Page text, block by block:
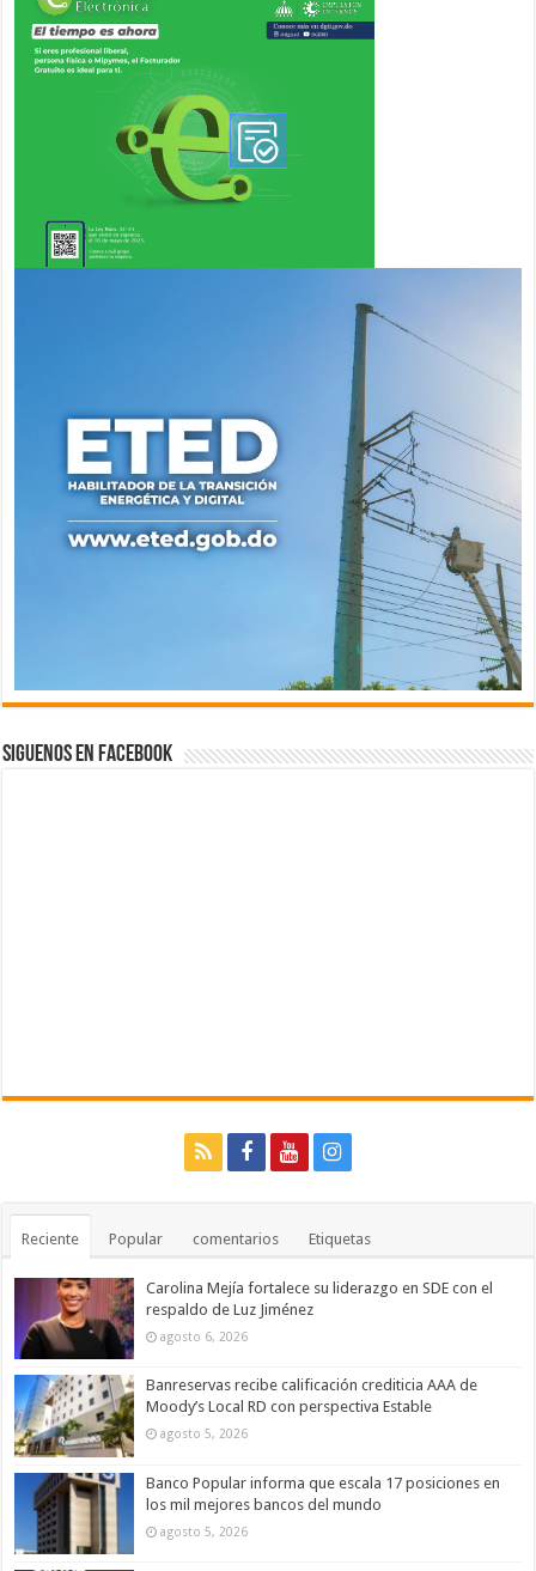
Siguenos en Facebook
Reciente Popular comentarios Etiquetas
Carolina Mejía fortalece su liderazgo en SDE con el
respaldo de Luz Jiménez
agosto 6, 2026
Banreservas recibe calificación crediticia AAA de
Moody’s Local RD con perspectiva Estable
agosto 5, 2026
Banco Popular informa que escala 17 posiciones en
los mil mejores bancos del mundo
agosto 5, 2026